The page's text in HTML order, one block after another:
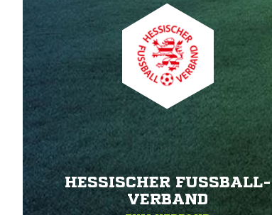
HESSISCHER FUSSBALL-V
ERBAND